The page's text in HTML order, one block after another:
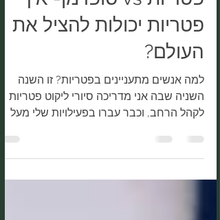
מיא גינזבורג
זמן קריאה 5 דקות
פטריות יכולות להציל את
העולם?
השניה שבה אני מדריכה סיורי ליקוט פטריות
לקהל הרחב, וכבר עברו בפעילויות שלי מעל
1500 אנשים. התקווה...